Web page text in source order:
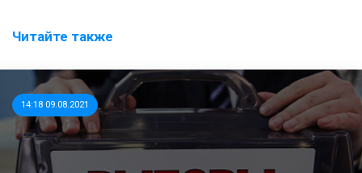
Читайте также
14:18 09.08.2021